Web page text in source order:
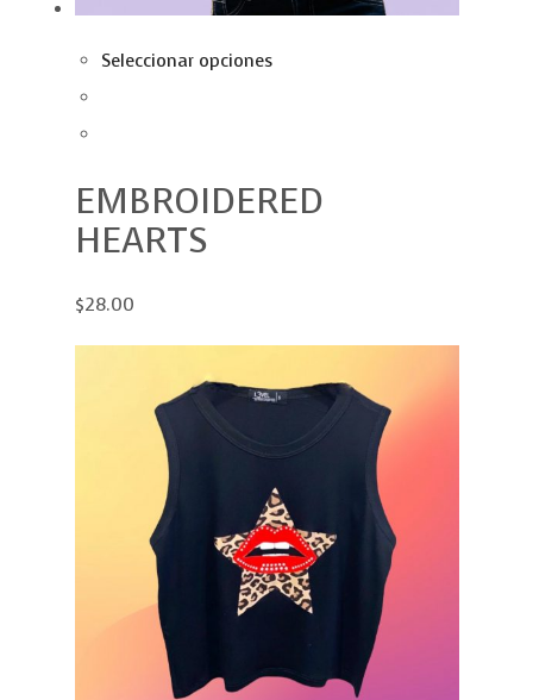
Seleccionar opciones
EMBROIDERED
HEARTS
$28.00